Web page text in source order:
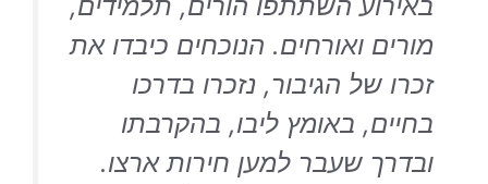
מורים ואורחים. הנוכחים כיבדו את
זכרו של הגיבור, נזכרו בדרכו
בחיים, באומץ ליבו, בהקרבתו
ובדרך שעבר למען חירות ארצו.